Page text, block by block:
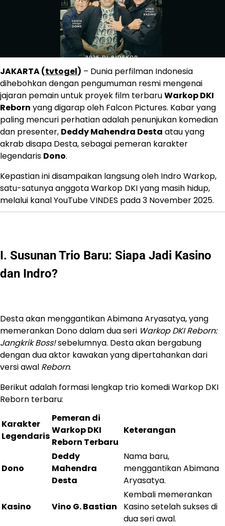
JAKARTA (tvtogel) – Dunia perfilman Indonesia
dihebohkan dengan pengumuman resmi mengenai
jajaran pemain untuk proyek film terbaruWarkop DKI
Reborn yang digarap oleh Falcon Pictures. Kabar yang
paling mencuri perhatian adalah penunjukan komedian
dan presenter, Deddy Mahendra Desta atau yang
akrab disapa Desta, sebagai pemeran karakter
legendaris Dono.
Kepastian ini disampaikan langsung oleh Indro Warkop,
satu-satunya anggota Warkop DKI yang masih hidup,
melalui kanal YouTube VINDES pada 3 November 2025.
I. Susunan Trio Baru: Siapa Jadi Kasino
dan Indro?
Desta akan menggantikan Abimana Aryasatya, yang
memerankan Dono dalam dua seri Warkop DKI Reborn:
Jangkrik Boss!sebelumnya. Desta akan bergabung
dengan dua aktor kawakan yang dipertahankan dari
versi awal Reborn.
Berikut adalah formasi lengkap trio komedi Warkop DKI
Reborn terbaru:
Karakter
Legendaris
Pemeran di
Warkop DKI
Reborn Terbaru
Keterangan
Dono
Deddy
Mahendra
Desta
Nama baru,
menggantikan Abimana
Aryasatya.
Kasino Vino G. Bastian
Kembali memerankan
Kasino setelah sukses di
dua seri awal.